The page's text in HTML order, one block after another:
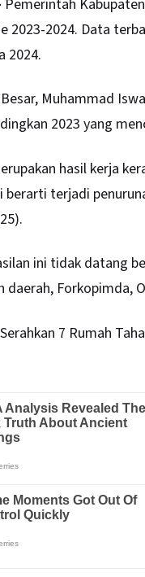
Pemerintah
2023-2024. Data
2024.
Muhammad
2023 yang
hasil kerja
berarti terjadi
ini tidak datang
Forkopimda,
7 Rumah